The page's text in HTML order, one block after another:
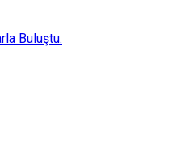
Buluştu.